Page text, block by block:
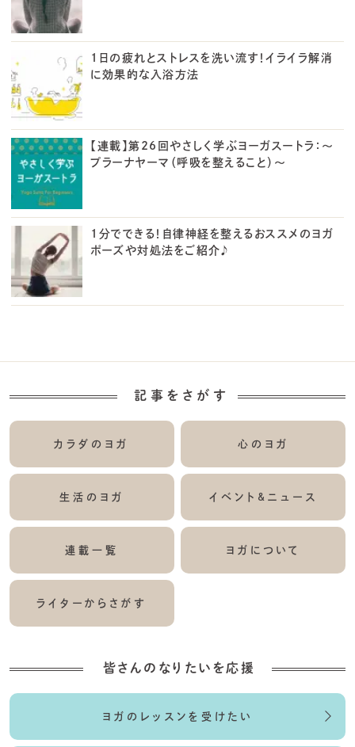
1日の疲れとストレスを洗い流す！イライラ解消
に効果的な入浴方法
【連載】第26回やさしく学ぶヨーガスートラ：～
プラーナヤーマ（呼吸を整えること）〜
1分でできる！自律神経を整えるおススメのヨガ
ポーズや対処法をご紹介♪
記事をさがす
カラダのヨガ 心のヨガ
生活のヨガ イベント&ニュース
連載一覧 ヨガについて
ライターからさがす
皆さんのなりたいを応援
ヨガのレッスンを受けたい